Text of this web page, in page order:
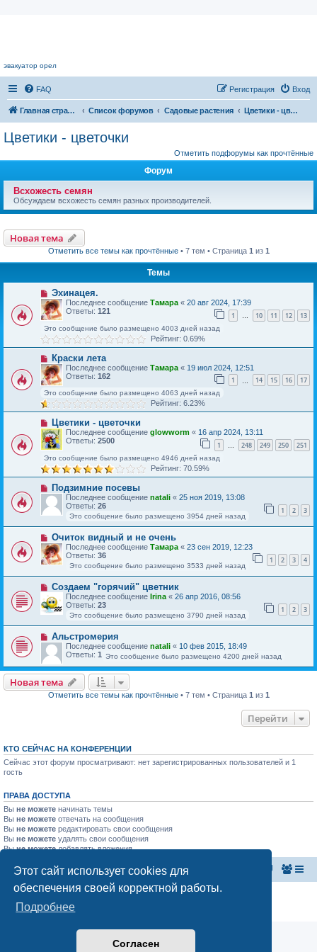
Этот сайт использует cookies для
обеспечения своей корректной работы.
Подробнее
Согласен
эвакуатор орел
FAQ Вход
Регистрация
Главная страница Список форумов Садовые растения Цветики - цветочки
Цветики - цветочки
Отметить подфорумы как прочтённые
Форум
Всхожесть семян
Обсуждаем всхожесть семян разных производителей.
Новая тема
Отметить все темы как прочтённые• 7 тем • Страница 1 из 1
Темы
Эхинацея.
Последнее сообщение Тамара « 20 авг 2024, 17:39
Ответы: 121 1 … 10 11 12 13
Это сообщение было размещено 4003 дней назад
Рейтинг: 0.69%
Краски лета
Последнее сообщение Тамара « 19 июл 2024, 12:51
Ответы: 162 1 14 15 16 17
Это сообщение было размещено 4063 дней назад
Рейтинг: 6.23%
Цветики - цветочки
Последнее сообщение glowworm « 16 апр 2024, 13:11
Ответы: 2500 1 … 248 249 250 251
Это сообщение было размещено 4946 дней назад
Рейтинг: 70.59%
Подзимние посевы
Последнее сообщение natali « 25 ноя 2019, 13:08
Ответы: 26 1 2 3
Это сообщение было размещено 3954 дней назад
Очиток видный и не очень
Последнее сообщение Тамара « 23 сен 2019, 12:23
Ответы: 36 1 2 3 4
Это сообщение было размещено 3533 дней назад
Создаем "горячий" цветник
Последнее сообщение Irina « 26 апр 2016, 08:56
Ответы: 23 1 2 3
Это сообщение было размещено 3790 дней назад
Альстромерия
Последнее сообщение natali « 10 фев 2015, 18:49
Ответы: 1 Это сообщение было размещено 4200 дней назад
Новая тема
Отметить все темы как прочтённые• 7 тем • Страница 1 из 1
Перейти
КТО СЕЙЧАС НА КОНФЕРЕНЦИИ
Сейчас этот форум просматривают: нет зарегистрированных пользователей и 1
гость
ПРАВА ДОСТУПА
Вы не можете начинать темы
Вы не можете отвечать на сообщения
Вы не можете редактировать свои сообщения
Вы не можете удалять свои сообщения
Выне можетедобавлять вложения
Главная страница Список форумов
Конфиденциальность |